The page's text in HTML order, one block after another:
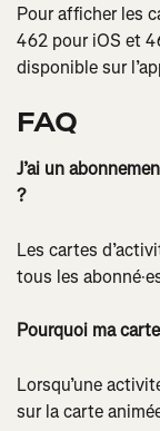
Pour afficher les
462 pour iOS et
disponible sur
FAQ
J’ai un
?
Les cartes
tous les
Pourquoi ma
Lorsqu’une
sur la carte